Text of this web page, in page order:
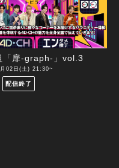
「扉-graph-」vol.3
02日(土) 21:30~
配信終了